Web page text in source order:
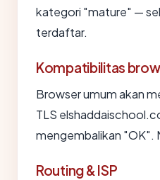
kategori "mature" —
terdaftar.
Kompatibilitas
Browser umum akan
TLS
mengembalikan "OK".
Routing & ISP